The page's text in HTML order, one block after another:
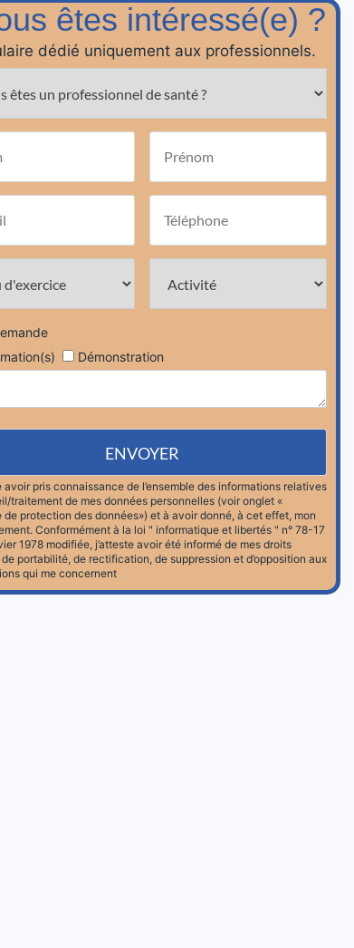
êtes intéressé(e) ?
dédié uniquement aux professionnels.
Démonstration
pris connaissance de l’ensemble des informations relatives
traitement de mes données personnelles (voir onglet «
de protection des données») et à avoir donné, à cet effet, mon
Conformément à la loi " informatique et libertés " n° 78-17
1978 modifiée, j’atteste avoir été informé de mes droits
de portabilité, de rectification, de suppression et d’opposition aux
qui me concernent